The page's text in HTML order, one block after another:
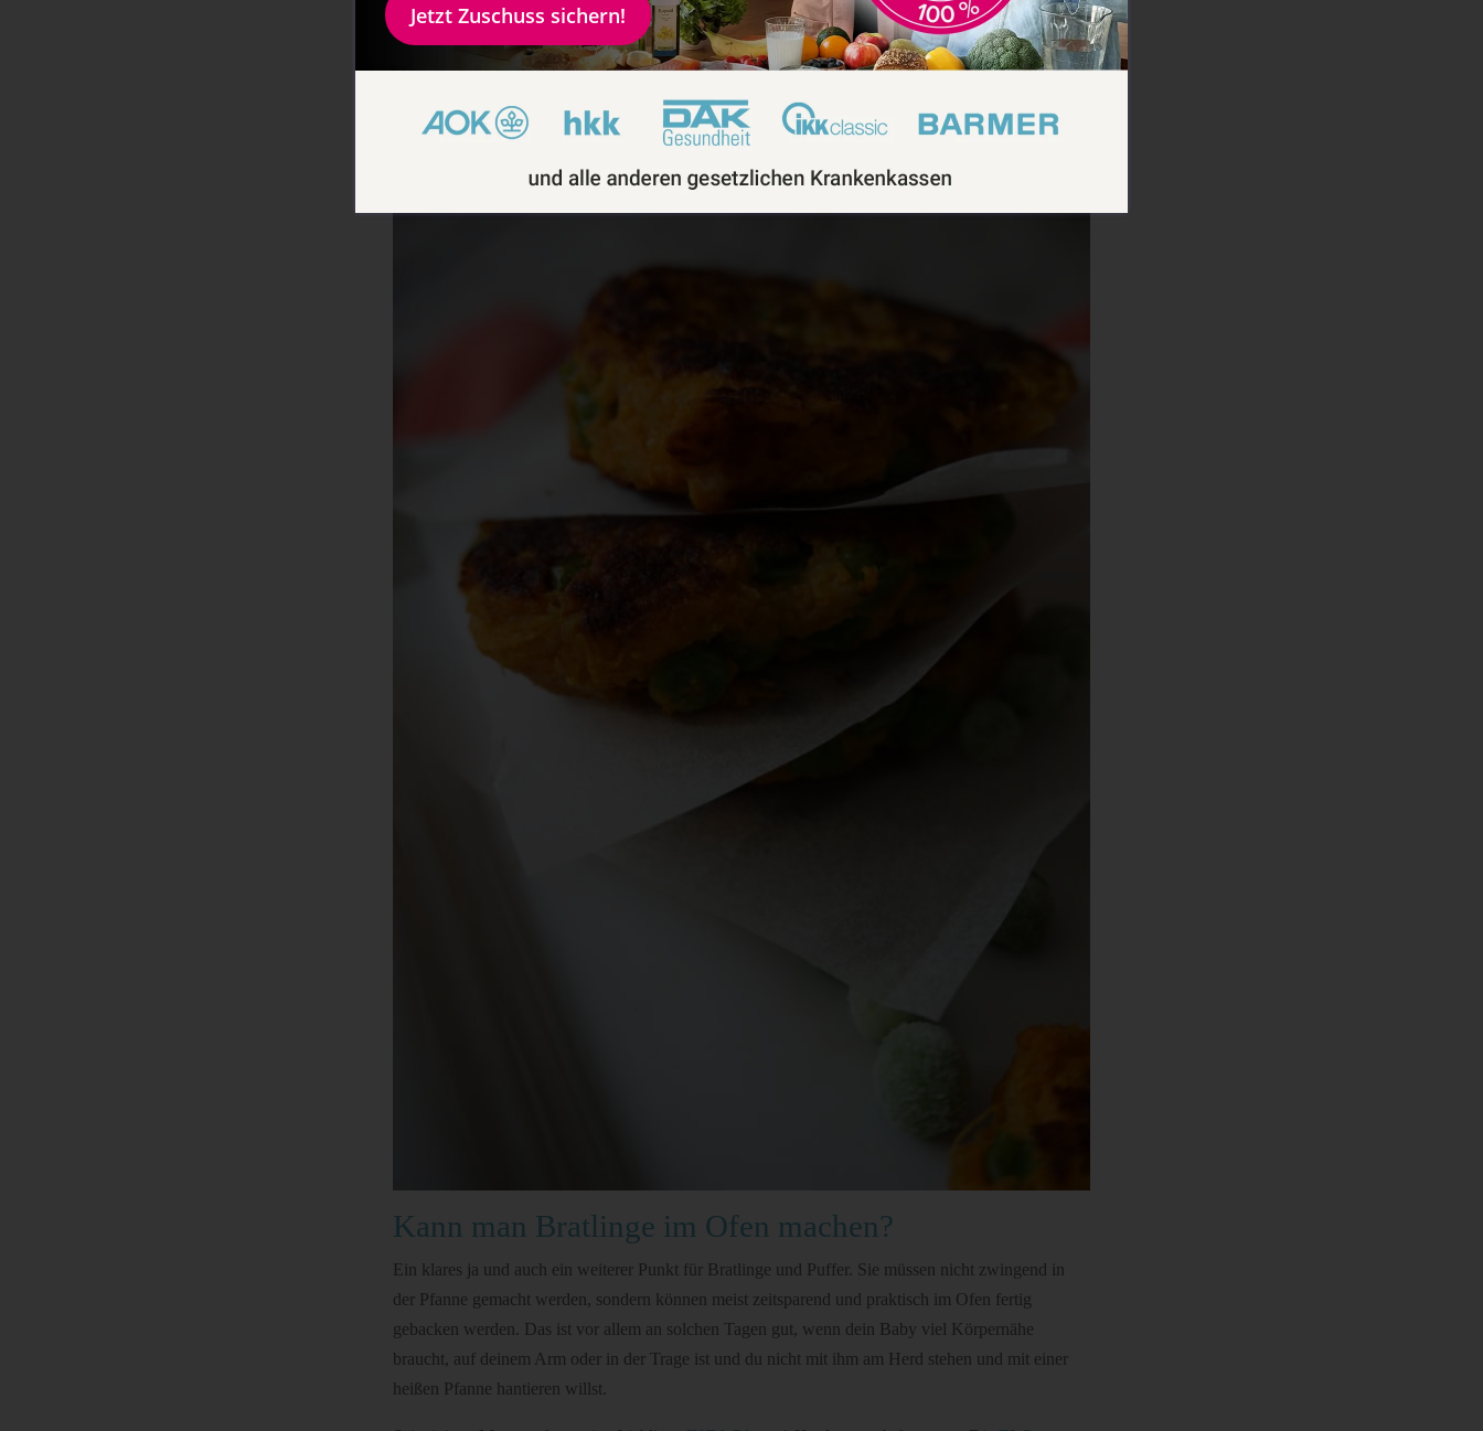
Zum einen lassen sich Bratlinge und Puffer super auch schon am Vorabend vorbereiten, wenn es am
nächsten Tag mal schnell gehen muss, müssen sie nur noch kurz in der Pfanne oder Mikrowelle
Süßkartoffelbratlinge mit Erbsen.
Kann man Bratlinge im Ofen machen?
Ein klares ja und auch ein weiterer Punkt für Bratlinge und Puffer. Sie müssen nicht zwingend in
der Pfanne gemacht werden, sondern können meist zeitsparend und praktisch im Ofen fertig
gebacken werden. Das ist vor allem an solchen Tagen gut, wenn dein Baby viel Körpernähe
braucht, auf deinem Arm oder in der Trage ist und du nicht mit ihm am Herd stehen und mit einer
heißen Pfanne hantieren willst.
Jetzt Zuschuss sichern!